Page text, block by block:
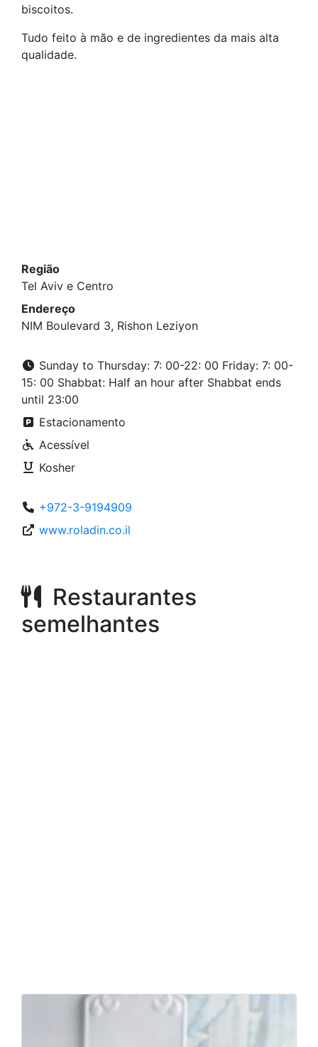
biscoitos.
Tudo feito à mão e de ingredientes da mais alta
qualidade.
Região
Tel Aviv e Centro
Endereço
NIM Boulevard 3, Rishon Leziyon
Sunday to Thursday: 7: 00-22: 00 Friday: 7: 00-
15: 00 Shabbat: Half an hour after Shabbat ends
until 23:00
Estacionamento
Acessível
Kosher
+972-3-9194909
www.roladin.co.il
Restaurantes
semelhantes